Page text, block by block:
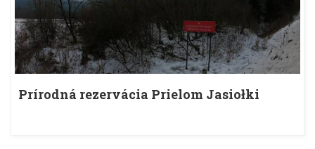
Prírodná rezervácia Prielom Jasiołki